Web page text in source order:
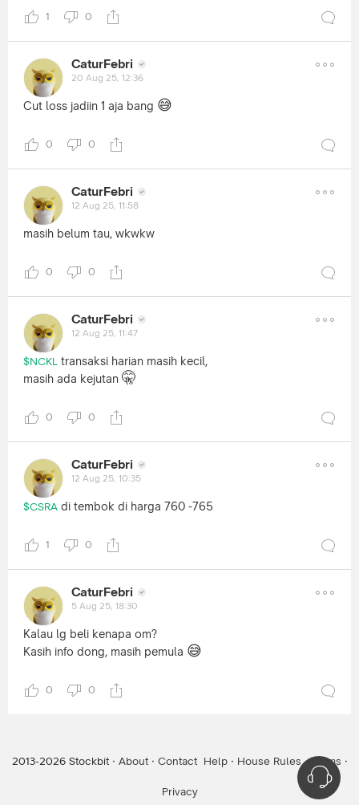
1 0
CaturFebri
20 Aug 25, 12:36
Cut loss jadiin 1 aja bang 😅
0 0
CaturFebri
12 Aug 25, 11:58
masih belum tau, wkwkw
0 0
CaturFebri
12 Aug 25, 11:47
$NCKL transaksi harian masih kecil,
masih ada kejutan 🤫
0 0
CaturFebri
12 Aug 25, 10:35
$CSRA di tembok di harga 760 -765
1 0
CaturFebri
5 Aug 25, 18:30
Kalau lg beli kenapa om?
Kasih info dong, masih pemula 😅
0 0
2013-2026Stockbit · About · Contact Help · House Rules · Terms ·
Privacy